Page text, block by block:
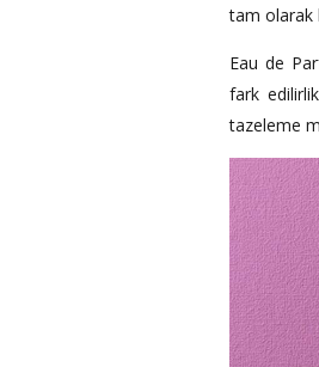
tam olarak
Eau de
fark
tazeleme